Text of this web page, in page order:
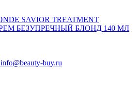
info@beauty-buy.ru